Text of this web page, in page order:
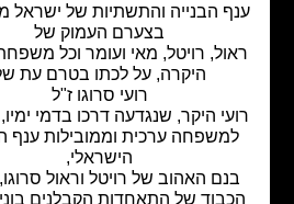
הבנייה והתשתיות של ישראל משתתף
בצערם העמוק של
רויטל, מאי ועומר וכל משפחת סרוגו
היקרה, על לכתו בטרם עת של
רועי סרוגו ז"ל
היקר, שנגדעה דרכו בדמי ימיו, היה בן
ערכית וממובילות ענף הבנייה
הישראלי,
האהוב של רויטל וראול סרוגו, נשיא
של התאחדות הקבלנים בוני הארץ